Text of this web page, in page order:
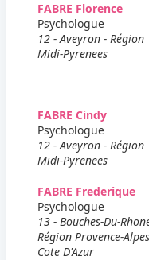
FABRE Florence
Psychologue
12 - Aveyron - Région
Midi-Pyrenees
FABRE Cindy
Psychologue
12 - Aveyron - Région
Midi-Pyrenees
FABRE Frederique
Psychologue
13 - Bouches-Du-
Région Provence-
Cote D'Azur